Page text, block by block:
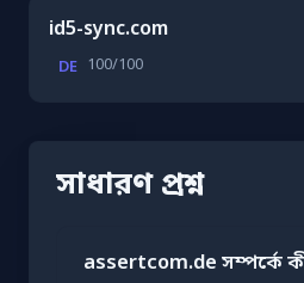
id5-sync.com
DE 100/100
সাধারণ প্রশ্ন
assertcom.de সম্পর্কে